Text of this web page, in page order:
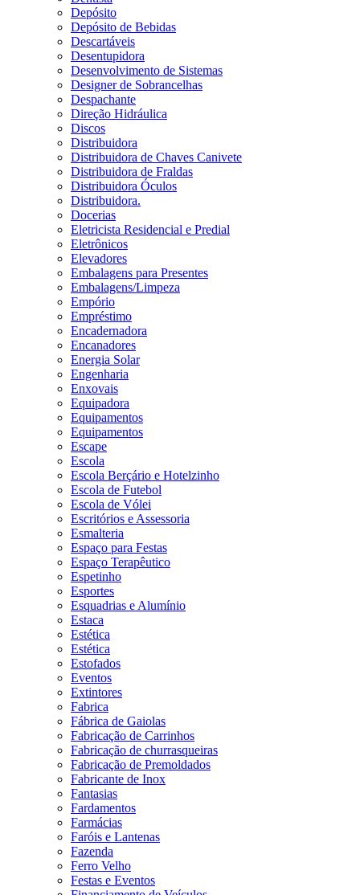
Depósito
Depósito de Bebidas
Descartáveis
Desentupidora
Desenvolvimento de Sistemas
Designer de Sobrancelhas
Despachante
Direção Hidráulica
Discos
Distribuidora
Distribuidora de Chaves Canivete
Distribuidora de Fraldas
Distribuidora Óculos
Distribuidora.
Docerias
Eletricista Residencial e Predial
Eletrônicos
Elevadores
Embalagens para Presentes
Embalagens/Limpeza
Empório
Empréstimo
Encadernadora
Encanadores
Energia Solar
Engenharia
Enxovais
Equipadora
Equipamentos
Equipamentos
Escape
Escola
Escola Berçário e Hotelzinho
Escola de Futebol
Escola de Vólei
Escritórios e Assessoria
Esmalteria
Espaço para Festas
Espaço Terapêutico
Espetinho
Esportes
Esquadrias e Alumínio
Estaca
Estética
Estética
Estofados
Eventos
Extintores
Fabrica
Fábrica de Gaiolas
Fabricação de Carrinhos
Fabricação de churrasqueiras
Fabricação de Premoldados
Fabricante de Inox
Fantasias
Fardamentos
Farmácias
Faróis e Lantenas
Fazenda
Ferro Velho
Festas e Eventos